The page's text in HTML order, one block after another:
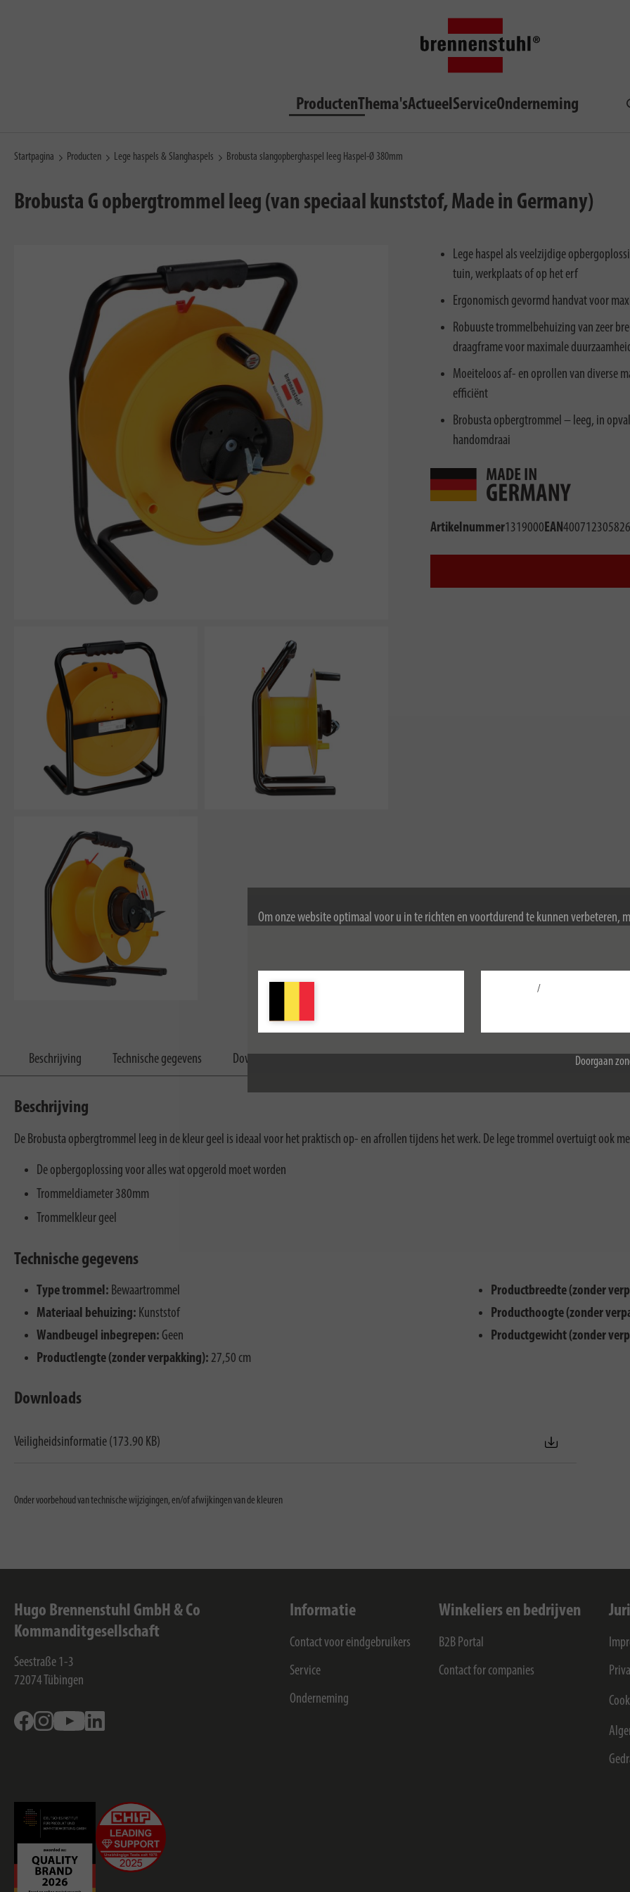
Om onze website optimaal voor u in te richten en voortdurend te kunnen verbeteren,
Doorgaan
/
ProductenThema'sActueelServiceOnderneming
Startpagina Producten Lege haspels & Slanghaspels Brobusta slangopberghaspel leeg Haspel-Ø 380mm
Brobusta G opbergtrommel leeg (van speciaal kunststof, Made in Germany)
Lege haspel als veelzijdige
tuin, werkplaats of op het erf
Ergonomisch gevormd handvat voor
Robuuste trommelbehuizing van zeer
draagframe voor maximale
Moeiteloos af- en oprollen van diverse
efficiënt
Brobusta opbergtrommel – leeg, in
handomdraai
Artikelnummer1319000EAN
Beschrijving Technische gegevens Downloads
Beschrijving
De Brobusta opbergtrommel leeg in de kleur geel is ideaal voor het praktisch op- en afrollen tijdens het werk. De lege trommel overtuigt ook
De opbergoplossing voor alles wat opgerold moet worden
Trommeldiameter 380mm
Trommelkleur geel
Technische gegevens
Type trommel: Bewaartrommel
Materiaal behuizing: Kunststof
Wandbeugel inbegrepen: Geen
Productlengte (zonder verpakking): 27,50 cm
Productbreedte (zonder
Producthoogte (zonder
Productgewicht (zonder
Downloads
Veiligheidsinformatie (173.90 KB)
Onder voorbehoud van technische wijzigingen, en/of afwijkingen van de kleuren
Hugo Brennenstuhl GmbH & Co
Kommanditgesellschaft
Seestraße 1-3
72074 Tübingen
FacebookInstagramYoutube
Informatie
Contact voor eindgebruikers
Service
Onderneming
Winkeliers en bedrijven
B2B Portal
Contact for companies